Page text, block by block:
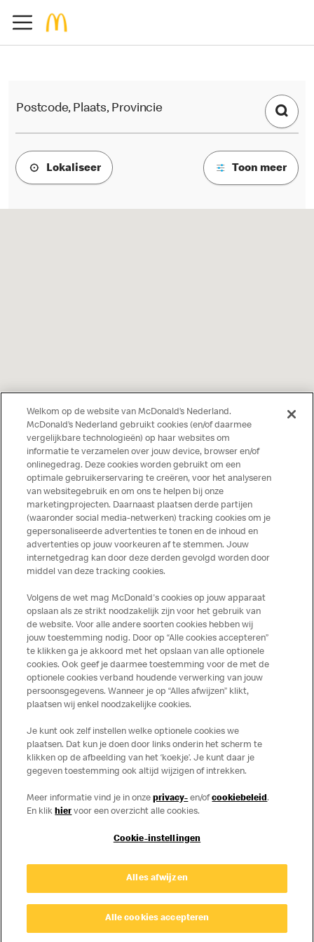
Postcode, Plaats, Provincie
Lokaliseer Toon meer
Over ons
Services
Contact
Privacy Cookies
Welkom op de website van McDonald’s Nederland.
McDonald’s Nederland gebruikt cookies (en/of daarmee
vergelijkbare technologieën) op haar websites om
informatie te verzamelen over jouw device, browser en/of
onlinegedrag. Deze cookies worden gebruikt om een
optimale gebruikerservaring te creëren, voor het analyseren
van websitegebruik en om ons te helpen bij onze
marketingprojecten. Daarnaast plaatsen derde partijen
(waaronder social media-netwerken) tracking cookies om je
gepersonaliseerde advertenties te tonen en de inhoud en
advertenties op jouw voorkeuren af te stemmen. Jouw
internetgedrag kan door deze derden gevolgd worden door
middel van deze tracking cookies.
Volgens de wet mag McDonald's cookies op jouw apparaat
opslaan als ze strikt noodzakelijk zijn voor het gebruik van
de website. Voor alle andere soorten cookies hebben wij
jouw toestemming nodig. Door op “Alle cookies accepteren”
te klikken ga je akkoord met het opslaan van alle optionele
cookies. Ook geef je daarmee toestemming voor de met de
optionele cookies verband houdende verwerking van jouw
persoonsgegevens. Wanneer je op “Alles afwijzen” klikt,
plaatsen wij enkel noodzakelijke cookies.
Je kunt ook zelf instellen welke optionele cookies we
plaatsen. Dat kun je doen door links onderin het scherm te
klikken op de afbeelding van het ‘koekje’. Je kunt daar je
gegeven toestemming ook altijd wijzigen of intrekken.
Meer informatie vind je in onzeprivacy- en/ofcookiebeleid.
En klikhier voor een overzicht alle cookies.
Cookie-instellingen
Alles afwijzen
Alle cookies accepteren